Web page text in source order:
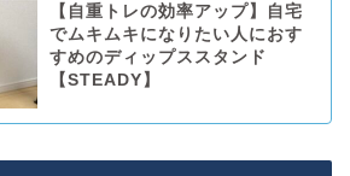
【自重トレの効率アップ】自宅
でムキムキになりたい人におす
すめのディップススタンド
【STEADY】